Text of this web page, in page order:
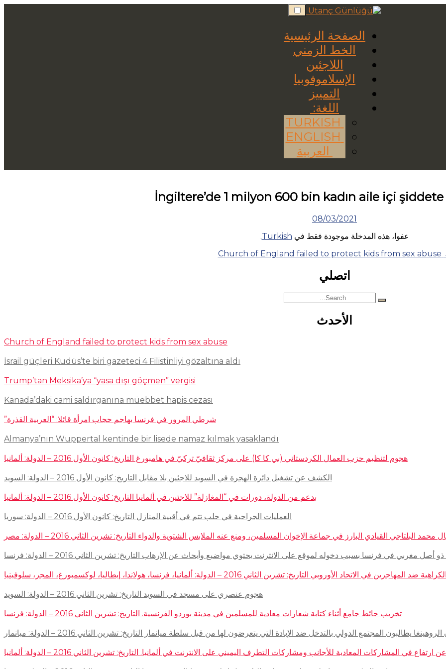
Skip
to
الصفحة الرئيسية
الخط الزمني
اللاجئين
الإسلاموفوبيا
التمييز
اللغة:
العربية
İngiltere’de 1 milyon 600 bin kadın aile içi şiddete
08/03/2021
عفوا، هذه المدخلة موجودة فقط في Turkish
.
Church of England failed to protect kids from sex abuse
اتصلي
Search
for:
الأحدث
Church of England failed to protect kids from sex abuse
İsrail güçleri Kudüs’te biri gazeteci 4 Filistinliyi gözaltına aldı
Trump’tan Meksika’ya “yasa dışı göçmen” vergisi
Kanada’daki cami saldırganına müebbet hapis cezası
شرطي المرور في فرنسا يهاجم حجاب امرأة قائلا: “العربية القذرة”
Almanya’nın Wuppertal kentinde bir lisede namaz kılmak yasaklandı
هجوم لتنظيم حزب العمال الكردستاني (بي كا كا) على مركز ثقافيّ تركيّ في هامبورغ التاريخ: كانون الأول 2016 – الدولة: ألمانيا
الكشف عن تشغيل دائرة الهجرة في السويد للاجئين بلا مقابل التاريخ: كانون الأول 2016 – الدولة: السويد
بدعم من الدولة، دورات في “المغازلة” للاجئين في ألمانيا التاريخ: كانون الأول 2016 – الدولة: ألمانيا
العمليات الجراحية في حلب تتم في أقبية المنازل التاريخ: كانون الأول 2016 – الدولة: سوريا
محمد البلتاجي القيادي البارز في جماعة الإخوان المسلمين، ومنع عنه الملابس الشتوية والدواء التاريخ: تشرين الثاني 2016 – الدولة: مصر
مغربي في فرنسا بسبب دخوله لموقع على الانترنت يحتوي مواضيع وأبحاث عن الإرهاب التاريخ: تشرين الثاني 2016 – الدولة: فرنسا
في الاتحاد الأوروبي التاريخ: تشرين الثاني 2016 – الدولة: ألمانيا، فرنسا، هولاندا، إيطاليا، لوكسمبورغ، المجر، سلوفينيا
هجوم عنصري على مسجد في السويد التاريخ: تشرين الثاني 2016 – الدولة: السويد
تخريب حائط جامع أثناء كتابة شعارات معادية للمسلمين في مدينة بوردو الفرنسية. التاريخ: تشرين الثاني 2016 – الدولة: فرنسا
يطالبون المجتمع الدولي بالتدخل ضد الإبادة التي يتعرضون لها من قبل سلطة ميانمار التاريخ: تشرين الثاني 2016 – الدولة: ميانمار
في المشاركات المعادية للأجانب ومشاركات التطرف اليميني على الانترنت في ألمانيا. التاريخ: تشرين الثاني 2016 – الدولة: ألمانيا